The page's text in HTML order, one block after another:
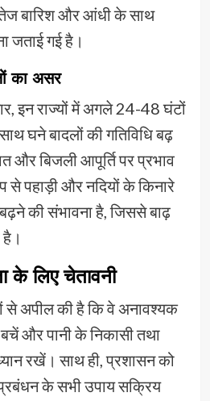
तेज बारिश और आंधी के साथ
जताई गई है।
का असर
इन राज्यों में अगले 24-48 घंटों
घने बादलों की गतिविधि बढ़
और बिजली आपूर्ति पर प्रभाव
पहाड़ी और नदियों के किनारे
की संभावना है, जिससे बाढ़
लिए चेतावनी
से अपील की है कि वे अनावश्यक
और पानी के निकासी तथा
रखें। साथ ही, प्रशासन को
के सभी उपाय सक्रिय